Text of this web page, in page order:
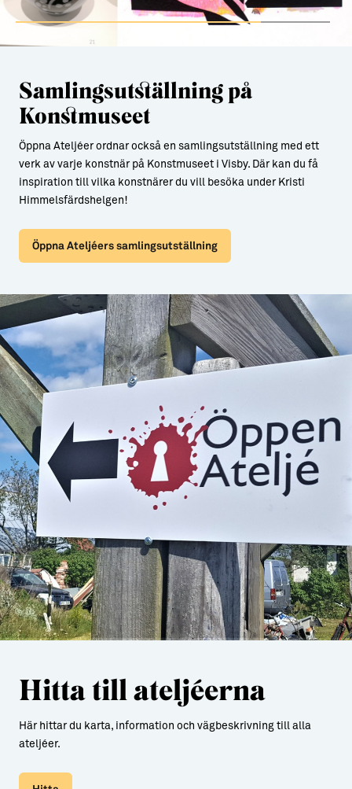
Samlingsutställning på
Konstmuseet
Öppna Ateljéer ordnar också en samlingsutställning med ett
verk av varje konstnär på Konstmuseet i Visby. Där kan du få
inspiration till vilka konstnärer du vill besöka under Kristi
Himmelsfärdshelgen!
Öppna Ateljéers samlingsutställning
Hitta till ateljéerna
Här hittar du karta, information och vägbeskrivning till alla
ateljéer.